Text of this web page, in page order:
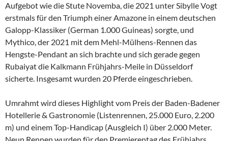
Aufgebot wie die Stute Novemba, die 2021 unter Sibylle Vogt
erstmals für den Triumph einer Amazone in einem deutschen
Galopp-Klassiker (German 1.000 Guineas) sorgte, und
Mythico, der 2021 mit dem Mehl-Mülhens-Rennen das
Hengste-Pendant an sich brachte und sich gerade gegen
Rubaiyat die Kalkmann Frühjahrs-Meile in Düsseldorf
sicherte. Insgesamt wurden 20 Pferde eingeschrieben.
Umrahmt wird dieses Highlight vom Preis der Baden-Badener
Hotellerie & Gastronomie (Listenrennen, 25.000 Euro, 2.200
m) und einem Top-Handicap (Ausgleich I) über 2.000 Meter.